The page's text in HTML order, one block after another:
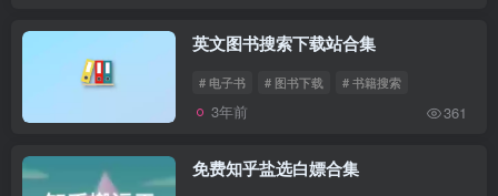
英文图书搜索下载站合集
# 电子书 # 图书下载 # 书籍搜索
3年前 361
免费知乎盐选白嫖合集